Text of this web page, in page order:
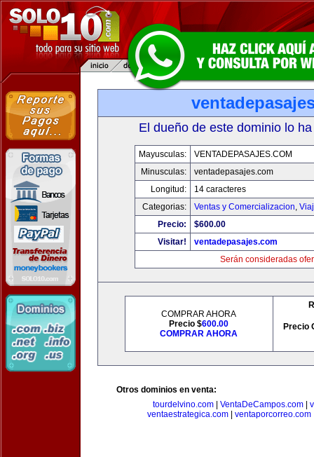
El dueño de este dominio lo
Mayusculas:
VENTADEPASAJES.COM
Minusculas:
ventadepasajes.com
Longitud:
14 caracteres
Categorias:
Ventas y Comercializacion,
Precio:
$600.00
Visitar!
ventadepasajes.com
Serán consideradas
COMPRAR AHORA
Precio $600.00
COMPRAR AHORA
Precio
Otros dominios en venta:
tourdelvino.com| VentaDeCampos.com|
ventaestrategica.com| ventaporcorreo.com